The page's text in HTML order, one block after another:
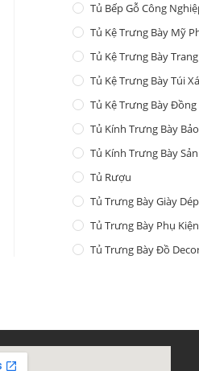
Tủ Bếp Gỗ Công
Tủ Kệ Trưng Bày Mỹ
Tủ Kệ Trưng Bày
Tủ Kệ Trưng Bày Túi
Tủ Kệ Trưng Bày Đồng
Tủ Kính Trưng Bày
Tủ Kính Trưng Bày
Tủ Rượu
Tủ Trưng Bày Giày Dép
Tủ Trưng Bày Phụ
Tủ Trưng Bày Đồ